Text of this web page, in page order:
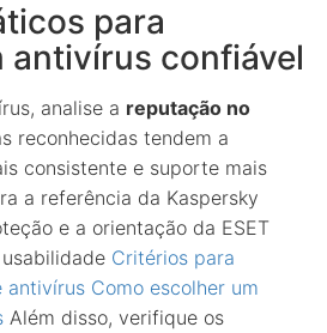
para
antivírus confiável
analise a reputação no
reconhecidas tendem a
consistente e suporte mais
a referência da Kaspersky
e a orientação da ESET
Critérios para
antivírus Como escolher um
Além disso, verifique os